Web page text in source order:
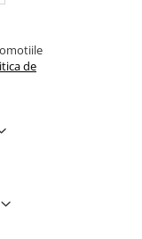
de